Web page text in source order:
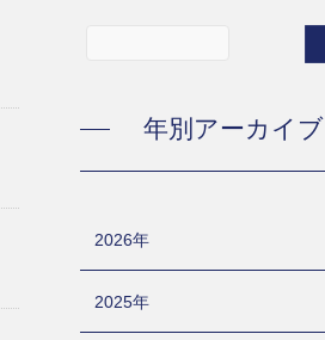
年別アーカイブ
2026年
2025年